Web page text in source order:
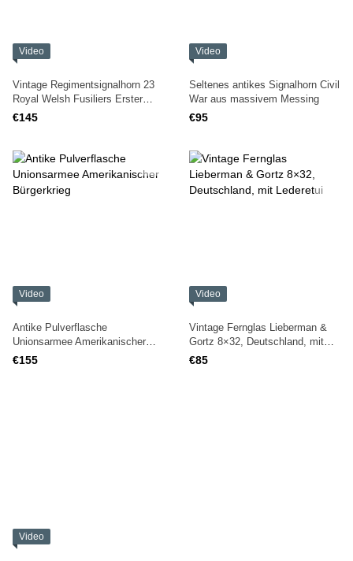
Video
Vintage Regimentsignalhorn 23
Royal Welsh Fusiliers Erster
Weltkrieg
€145
Video
Seltenes antikes Signalhorn Civil
War aus massivem Messing
€95
Video
Antike Pulverflasche
Unionsarmee Amerikanischer
Bürgerkrieg
€155
Video
Vintage Fernglas Lieberman &
Gortz 8×32, Deutschland, mit
Lederetui
€85
Video